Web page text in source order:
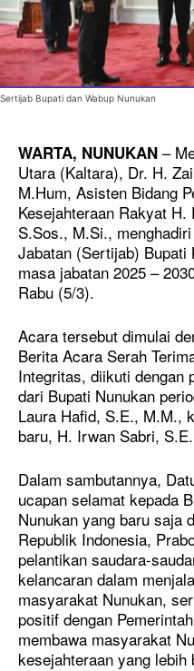
Sertijab Bupati dan Wabup Nunukan
WARTA, NUNUKAN –
Utara (Kaltara), Dr. H.
M.Hum, Asisten Bidang
Kesejahteraan Rakyat H.
S.Sos., M.Si.,
Jabatan (Sertijab) Bupati
masa jabatan 2025 –
Rabu (5/3).
Acara tersebut dimulai
Berita Acara Serah
Integritas, diikuti dengan
dari Bupati Nunukan
Laura Hafid, S.E., M.M.,
baru, H. Irwan Sabri, S.E.
Dalam sambutannya,
ucapan selamat kepada
Nunukan yang baru saja
Republik Indonesia,
pelantikan saudara-
kelancaran dalam
masyarakat Nunukan,
positif dengan
membawa masyarakat
kesejahteraan yang lebih